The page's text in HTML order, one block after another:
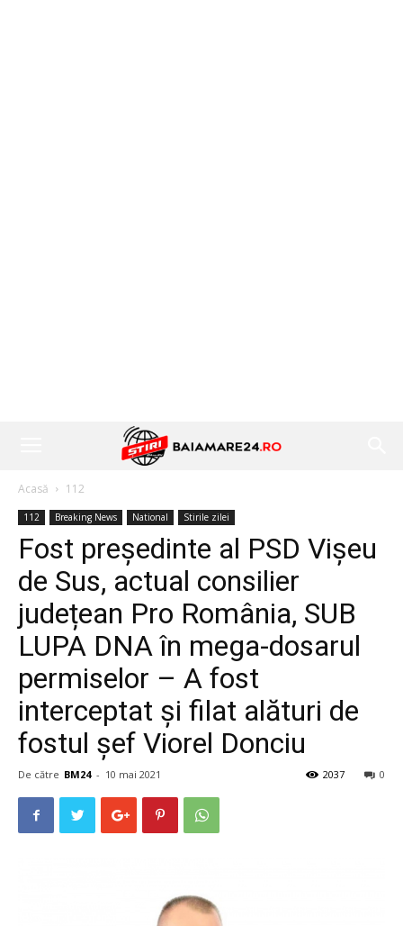
Acasă 112
112 Breaking News National Stirile zilei
Fost președinte al PSD Vișeu
de Sus, actual consilier
județean Pro România, SUB
LUPA DNA în mega-dosarul
permiselor – A fost
interceptat și filat alături de
fostul șef Viorel Donciu
De către BM24 - 10 mai 2021 0
2037